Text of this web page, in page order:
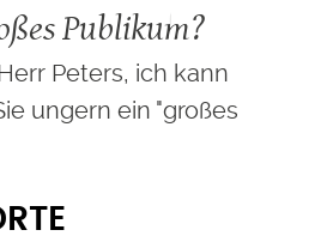
Publikum?
Peters, ich kann
ungern ein "großes